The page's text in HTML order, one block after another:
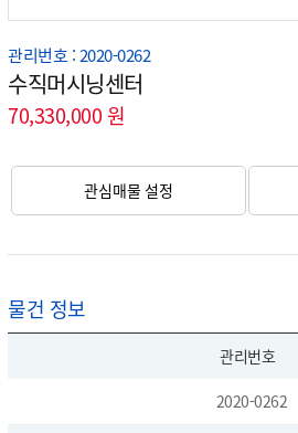
관리번호 : 2020-0262
수직머시닝센터
70,330,000 원
관심매물 설정
물건 정보
관리번호
2020-0262